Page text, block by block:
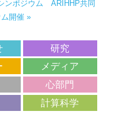
ンポジウム ARIHHP共同
開催 »
研究
メディア
心部門
計算科学